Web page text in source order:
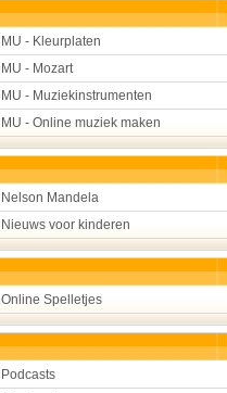
MU - Kleurplaten
MU - Mozart
MU - Muziekinstrumenten
MU - Online muziek maken
Nelson Mandela
Nieuws voor kinderen
Online Spelletjes
Podcasts